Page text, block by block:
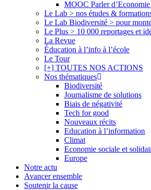
MOOC Parler
Le Lab > nos études &
Le Lab Biodiversité > pour
Le Plus > 10 000 reportages et
La Revue
Éducation à l’info à l’école
Le Tour
[+] TOUTES NOS ACTIONS
Nos thématiques
Biodiversité
Journalisme de solutions
Biais de négativité
Tech for good
Nouveaux récits
Education à l’information
Climat
Economie sociale et
Europe
Notre actu
Avancer ensemble
Soutenir la cause